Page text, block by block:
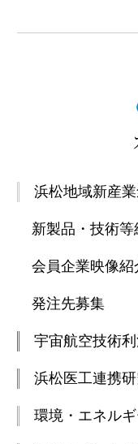
浜松地域新産
新製品・技術等
会員企業映像紹
発注先募集
宇宙航空技術
浜松医工連携
環境・エネル